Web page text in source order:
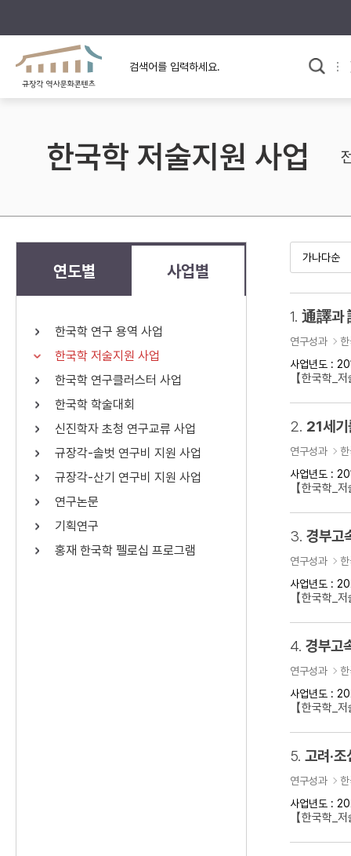
규장각의 어제와 오늘
규장각 소개영상
사료와 문학으로 본
고대
고려
조선 후기
근대
검색 연산자 사용안내
연산자
AND
OR 정조 OR 정약용 “정조” 또는 “
료를 검색
한국학 저술지원 사업
연도별 사업별
한국학 연구 용역 사업
한국학 저술지원 사업
한국학 연구클러스터 사업
한국학 학술대회
신진학자 초청 연구교류 사업
규장각-솔벗 연구비 지원 사업
규장각-산기 연구비 지원 사업
연구논문
기획연구
홍재 한국학 펠로십 프로그램
1. 通譯과
연구성과
사업년도 :
【한국학
2. 21세기
연구성과
사업년도 :
【한국학
3. 경부고
연구성과
사업년도 :
【한국학
4. 경부고
연구성과
사업년도 :
【한국학_
5. 고려·
연구성과
사업년도 :
【한국학